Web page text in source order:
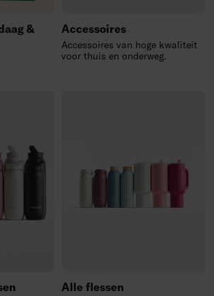
&
Accessoires
Accessoires van hoge kwaliteit
voor thuis en onderweg.
Alle flessen